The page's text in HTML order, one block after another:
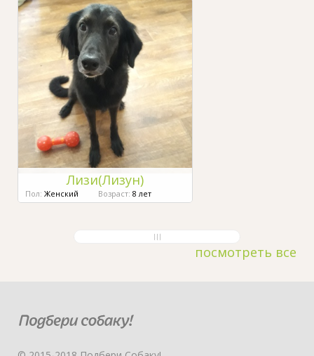
Лизи(Лизун)
Пол: Женский Возраст: 8 лет
посмотреть все